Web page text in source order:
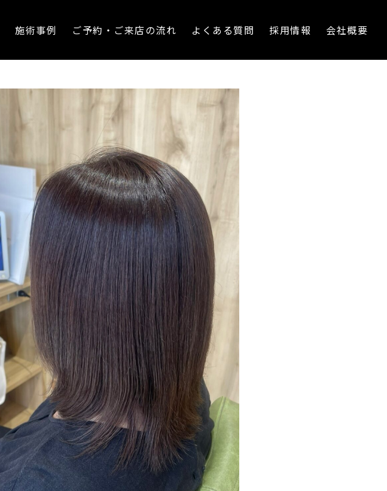
施術事例 ご予約・ご来店の流れ よくある質問 採用情報 会社概要